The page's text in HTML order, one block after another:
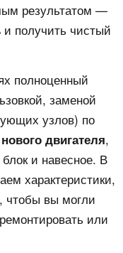
результатом —
и получить чистый
полноценный
заменой
узлов) по
двигателя,
и навесное. В
характеристики,
чтобы вы могли
или